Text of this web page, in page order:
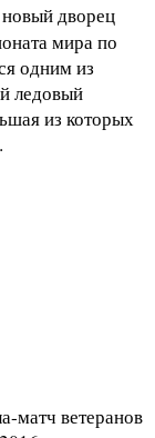
дворец
мира по
одним из
ледовый
из которых